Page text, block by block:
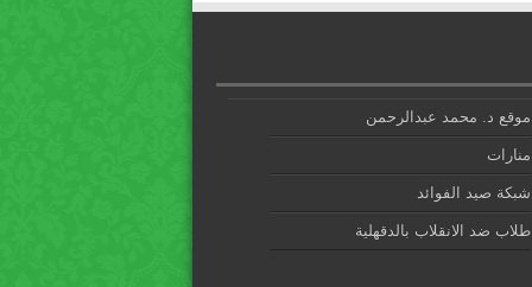
موقع د. محمد عبدالرحمن
منارات
شبكة صيد الفوائد
طلاب ضد الانقلاب بالدقهلية